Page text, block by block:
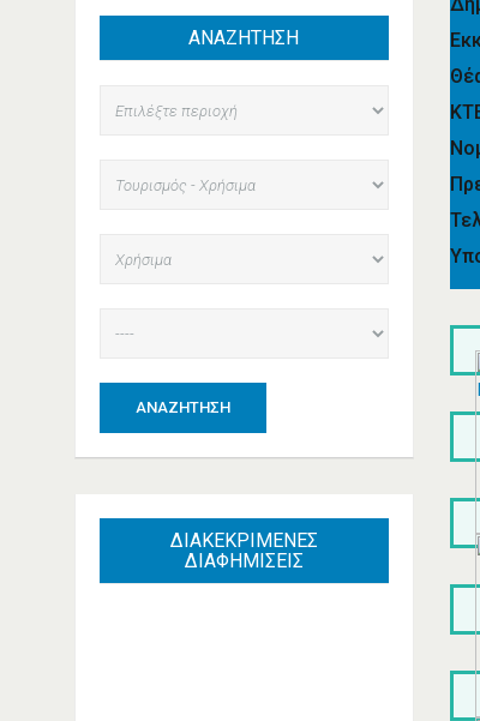
ΑΝΑΖΗΤΗΣΗ
ΑΝΑΖΉΤΗΣΗ
ΔΙΑΚΕΚΡΙΜΕΝΕΣ
ΔΙΑΦΗΜΙΣΕΙΣ